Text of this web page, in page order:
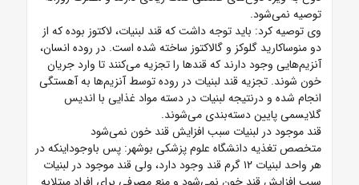
توصیه نمی‌شود.
وی توصیه کرد: باید توجه داشت که قند لبنیات، لاکتوز بوده که از
دو منوساکارید گلوکز و گالاکتوز ساخته شده است. در روده انسان،
آنزیم‌هایی وجود دارند که قندها را تجزیه می‌کنند تا وارد جریان
خون شوند. تجزیه قند لبنیات در روده توسط آنزیم‌ها به آهستگی
انجام شده و درنتیجه لبنیات در دسته مواد غذایی با اندیس
گلایسمی پایین دسته‌بندی می‌شوند.
قند موجود در لبنیات سبب افزایش قند خون نمی‌شود
متخصص تغذیه دانشگاه علوم پزشکی بوشهر: پس باوجوداینکه در
هر واحد لبنیات ۱۲ گرم قند وجود دارد، ولی قند موجود در لبنیات